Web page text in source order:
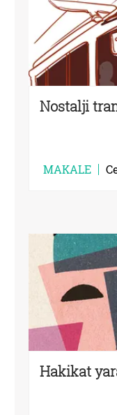
Nostalji
MAKALE
Hakikat